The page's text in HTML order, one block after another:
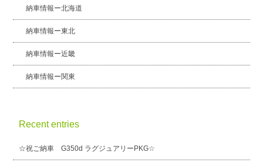
納車情報ー北海道
納車情報ー東北
納車情報ー近畿
納車情報ー関東
Recent entries
☆祝ご納車 G350d ラグジュアリーPKG☆